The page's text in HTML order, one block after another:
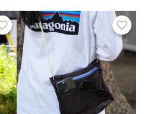
お気に入り